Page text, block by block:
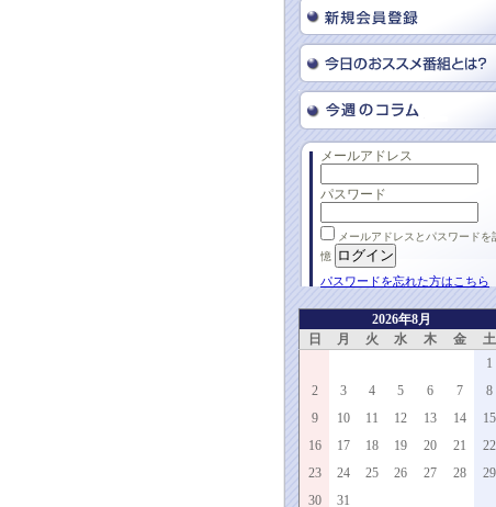
メールアドレス
パスワード
メールアドレスとパスワードを
憶
パスワードを忘れた方はこちら
2026年8月
日
月 火 水 木 金
土
1
2
3 4 5 6 7
8
9
10 11 12 13 14
15
16
17 18 19 20 21
22
23
24 25 26 27 28
29
30
31